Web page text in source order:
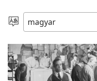
Nyelv